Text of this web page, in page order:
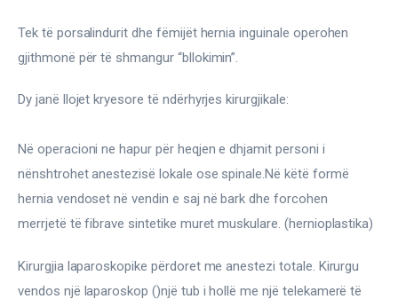
Tek të porsalindurit dhe fëmijët hernia inguinale operohen
gjithmonë për të shmangur “bllokimin”.
Dy janë llojet kryesore të ndërhyrjes kirurgjikale:
Në operacioni ne hapur për heqjen e dhjamit personi i
nënshtrohet anestezisë lokale ose spinale.Në këtë formë
hernia vendoset në vendin e saj në bark dhe forcohen
merrjetë të fibrave sintetike muret muskulare. (hernioplastika)
Kirurgjia laparoskopike përdoret me anestezi totale. Kirurgu
vendos një laparoskop ()një tub i hollë me një telekamerë të